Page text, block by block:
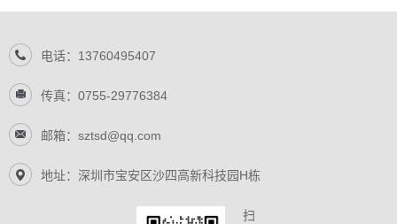
电话：13760495407
传真：0755-29776384
邮箱：sztsd@qq.com
地址：深圳市宝安区沙四高新科技园H栋
扫